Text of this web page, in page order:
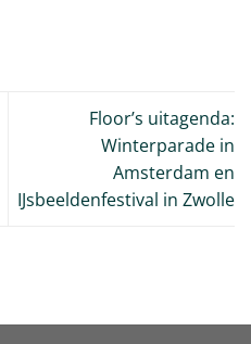
Floor’s uitagenda:
Winterparade in
Amsterdam en
IJsbeeldenfestival in Zwolle